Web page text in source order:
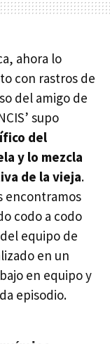
ahora lo
con rastros de
del amigo de
supo
del
y lo mezcla
de la vieja.
encontramos
codo a codo
equipo de
en un
en equipo y
episodio.